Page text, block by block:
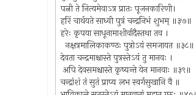
पत्नी ते नित्यमेवाऽत्र प्रातः पूजनकारिणी।
हरिं चार्थयते साध्वी पुत्रं चन्द्रनिभं शुभम् ॥३७॥
हरेः कृपया साधूनामाशीर्वादैस्तथा तव ।
नक्षत्रमालिकाकण्ठः पुत्रोऽयं समजायत ॥३८॥
देवता चन्द्रमाश्चास्ते पुत्रस्तेऽयं तु मानवः ।
अपि देवसमश्चास्ते कृष्यन्ते येन मानवाः ॥३९॥
चन्द्रांशं तं सुतं प्राप्य लभ स्वर्गसुखानि वै ॥